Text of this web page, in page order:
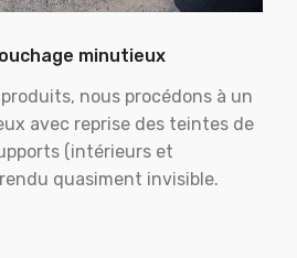
minutieux
nous procédons à un
avec reprise des teintes de
(intérieurs et
quasiment invisible.